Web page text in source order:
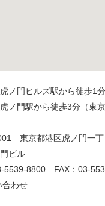
ノ門ヒルズ駅から徒歩1
ノ門駅から徒歩3分（東
東京都港区虎ノ門一丁
ビル
5539-8800 FAX：03-
合わせ